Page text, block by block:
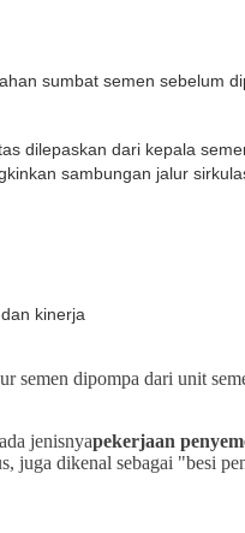
sumbat semen sebelum
dilepaskan dari kepala
sambungan jalur
kinerja
dipompa dari unit
jenisnyapekerjaan
juga dikenal sebagai "besi